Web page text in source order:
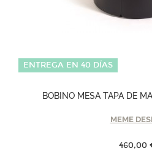
ENTREGA EN 40 DÍAS
BOBINO MESA TAPA DE
MEME
460,00